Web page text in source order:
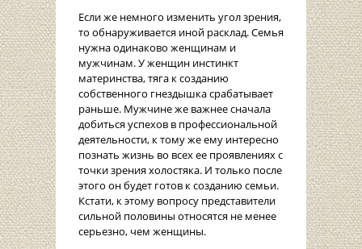
Если же немного изменить угол зрения,
то обнаруживается иной расклад. Семья
нужна одинаково женщинам и
мужчинам. У женщин инстинкт
материнства, тяга к созданию
собственного гнездышка срабатывает
раньше. Мужчине же важнее сначала
добиться успехов в профессиональной
деятельности, к тому же ему интересно
познать жизнь во всех ее проявлениях с
точки зрения холостяка. И только после
этого он будет готов к созданию семьи.
Кстати, к этому вопросу представители
сильной половины относятся не менее
серьезно, чем женщины.